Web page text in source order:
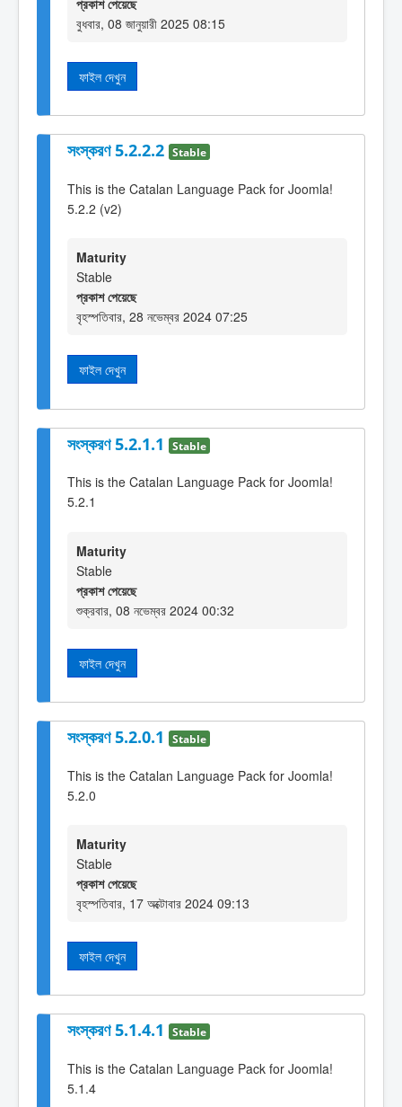
বুধবার, 08 জানুয়ারী 2025 08:15
ফাইল দেখুন
সংস্করণ 5.2.2.2 Stable
This is the Catalan Language Pack for Joomla!
5.2.2 (v2)
Maturity
Stable
প্রকাশ পেয়েছে
বৃহস্পতিবার, 28 নভেম্বর 2024 07:25
ফাইল দেখুন
সংস্করণ 5.2.1.1 Stable
This is the Catalan Language Pack for Joomla!
5.2.1
Maturity
Stable
প্রকাশ পেয়েছে
শুক্রবার, 08 নভেম্বর 2024 00:32
ফাইল দেখুন
সংস্করণ 5.2.0.1 Stable
This is the Catalan Language Pack for Joomla!
5.2.0
Maturity
Stable
প্রকাশ পেয়েছে
বৃহস্পতিবার, 17 অক্টোবার 2024 09:13
ফাইল দেখুন
সংস্করণ 5.1.4.1 Stable
This is the Catalan Language Pack for Joomla!
5.1.4